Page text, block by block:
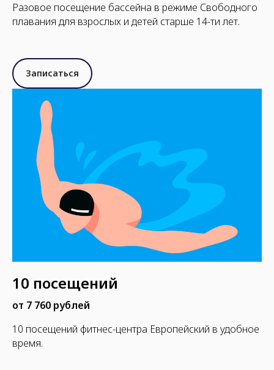
Разовое посещение бассейна в режиме Свободного
плавания для взрослых и детей старше 14-ти лет.
Записаться
10 посещений
от 7 760 рублей
10 посещений фитнес-центра Европейский в удобное
время.